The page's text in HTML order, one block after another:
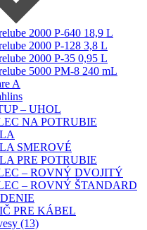
2000 P-640 18,9 L
2000 P-128 3,8 L
2000 P-35 0,95 L
5000 PM-8 240 mL
A
– UHOL
NA POTRUBIE
SMEROVÉ
PRE POTRUBIE
– ROVNÝ DVOJITÝ
– ROVNÝ ŠTANDARD
PRE KÁBEL
(13)